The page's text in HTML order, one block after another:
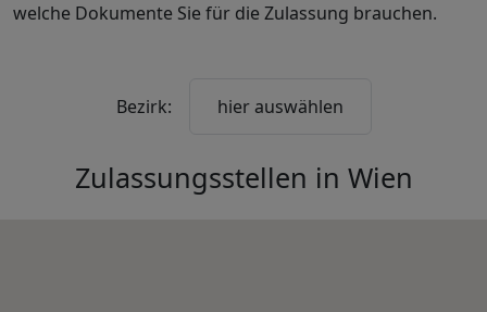
welche Dokumente Sie für die Zulassung brauchen.
Bezirk: hier auswählen
Zulassungsstellen in Wien